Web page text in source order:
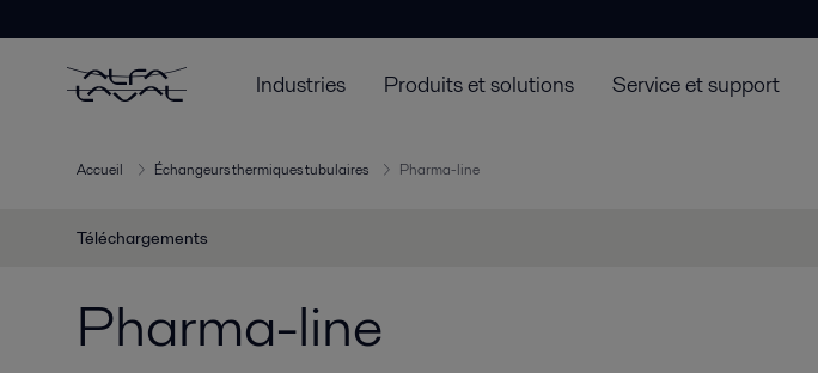
Industries Produits et solutions Service et support
Accueil Échangeurs thermiques tubulaires Pharma-line
Téléchargements
Pharma-line